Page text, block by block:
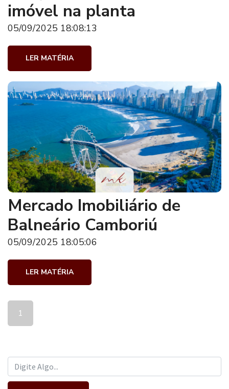
imóvel na planta
05/09/2025 18:08:13
LER MATÉRIA
Mercado Imobiliário de
Balneário Camboriú
05/09/2025 18:05:06
LER MATÉRIA
1